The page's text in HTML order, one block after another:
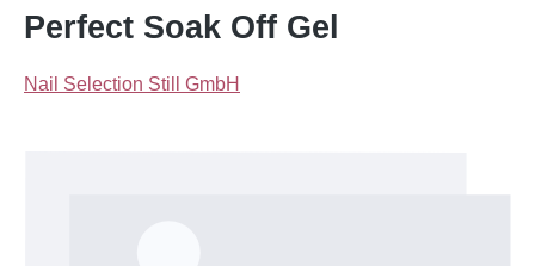
Perfect Soak Off Gel
Nail Selection Still GmbH